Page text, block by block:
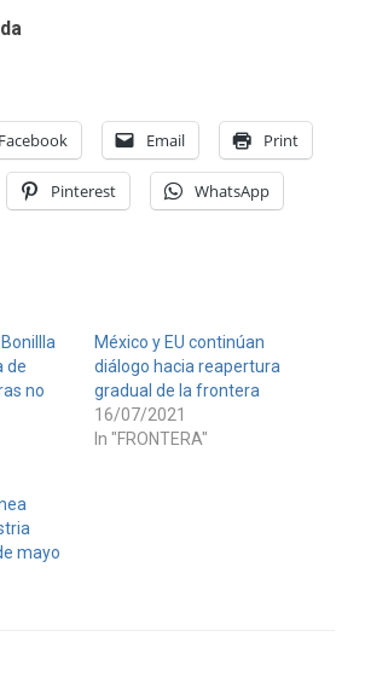
Facebook Email Print
Pinterest WhatsApp
de
no
México y EU continúan
diálogo hacia reapertura
gradual de la frontera
16/07/2021
In "FRONTERA"
mayo